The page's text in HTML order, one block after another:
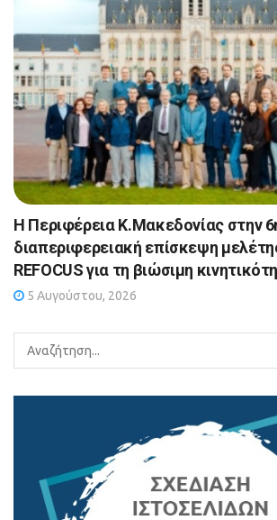
Η Περιφέρεια Κ.Μακεδονίας στην
διαπεριφερειακή επίσκεψη
REFOCUS για τη βιώσιμη
5 Αυγούστου, 2026